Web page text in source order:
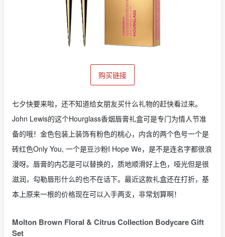
购买链接
七夕快要来啦，还不知道给女朋友买什么礼物的赶快看过来。
John Lewis的这个Hourglass香烟唇膏礼盒可是专门为情人节准
备的哦！金色包装上装饰有粉色的桃心，内含的两个色号一个是
砖红色Only You, 一个是豆沙粉I Hope We，是不是连名字都很浪
漫呀。唇膏的内芯是可以替换的，质地顺滑好上色，哑光但是很
滋润，勾勒唇形什么的也不在话下。最近这款礼盒还在打折，基
本上原来一根的价格现在可以入手两支，非常划算啊！
Molton Brown Floral & Citrus Collection Bodycare Gift
Set